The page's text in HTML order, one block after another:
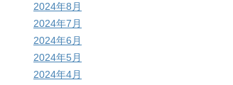
2024年8月
2024年7月
2024年6月
2024年5月
2024年4月